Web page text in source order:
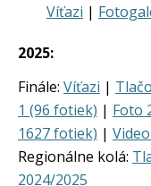
Víťazi |
2025:
Finále: Víťazi |
1 (96 fotiek) | Foto
1627 fotiek) |
Regionálne kolá:
2024/2025